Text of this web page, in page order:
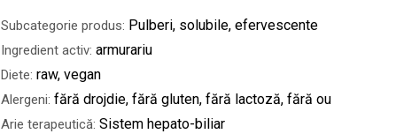
Subcategorie produs: Pulberi, solubile, efervescente
Ingredient activ: armurariu
Diete: raw, vegan
Alergeni: fără drojdie, fără gluten, fără lactoză, fără ou
Arie terapeutică: Sistem hepato-biliar